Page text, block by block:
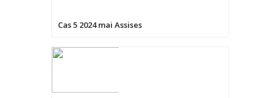
Cas 5 2024 mai Assises